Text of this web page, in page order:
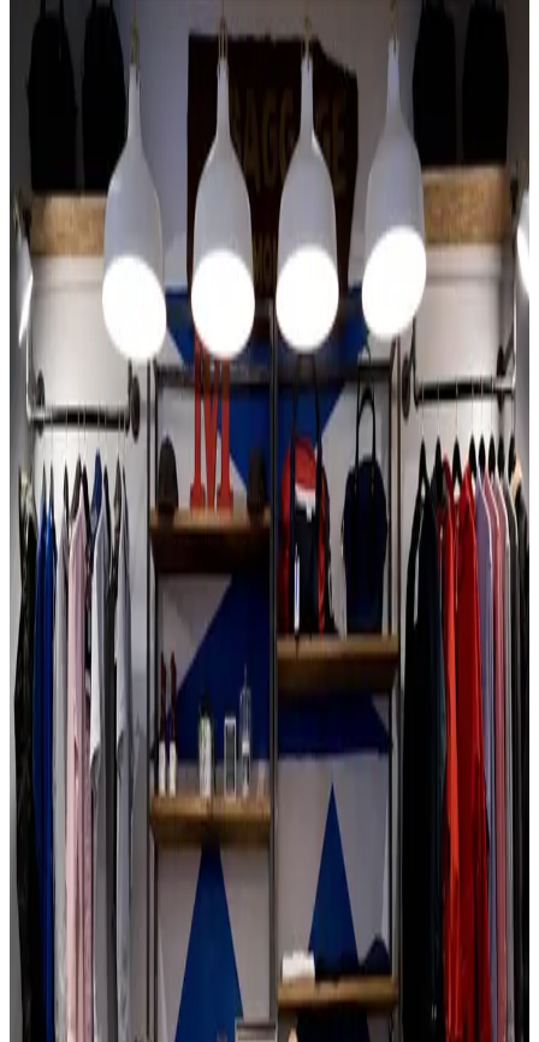
Second hand
Pronađi komade sa pričom. Second-hand garderoba nije samo
održiva — to je način da izraziš svoj stil kroz jedinstvene komade.
Ekološki održiva opcija